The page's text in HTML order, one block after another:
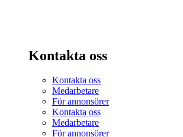
Kontakta oss
Kontakta oss
Medarbetare
För annonsörer
Kontakta oss
Medarbetare
För annonsörer